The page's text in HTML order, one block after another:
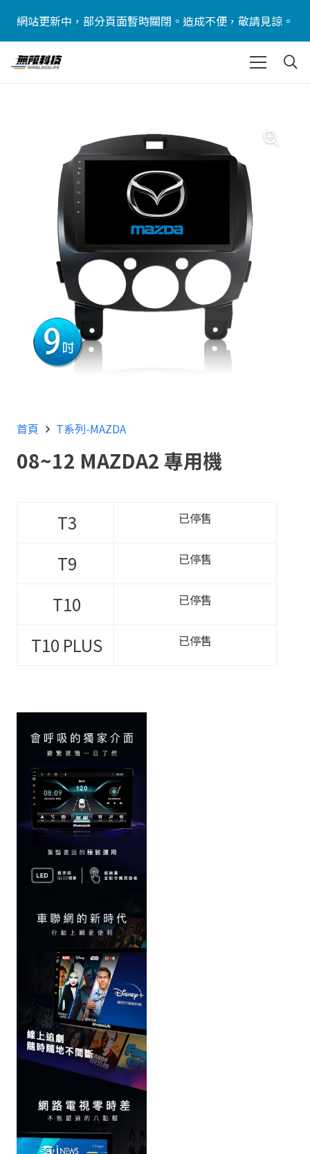
網站更新中，部分頁面暫時關閉。造成不便，敬請見諒。
首頁 T系列-MAZDA
08~12 MAZDA2 專用機
T3 已停售
T9 已停售
T10 已停售
T10 PLUS 已停售